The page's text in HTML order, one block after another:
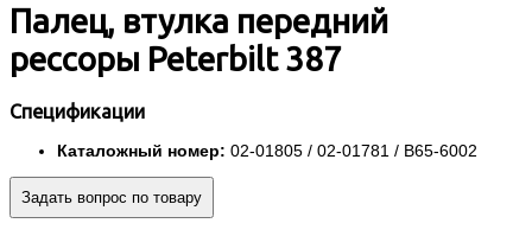
Палец, втулка передний
рессоры Peterbilt 387
Спецификации
Каталожный номер: 02-01805 / 02-01781 / B65-6002
Задать вопрос по товару